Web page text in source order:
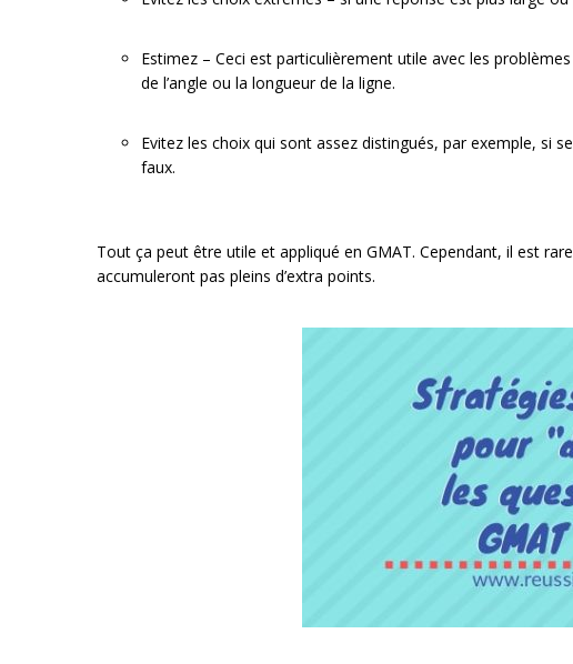
Estimez – Ceci est particulièrement utile avec les
de l’angle ou la longueur de la ligne.
Evitez les choix qui sont assez distingués, par exemple, si
faux.
Tout ça peut être utile et appliqué en GMAT. Cependant, il est
accumuleront pas pleins d’extra points.